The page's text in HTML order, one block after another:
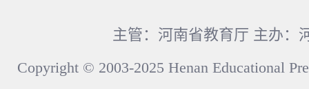
主管：河南省教育厅 主办：
Copyright © 2003-2025 Henan Educational